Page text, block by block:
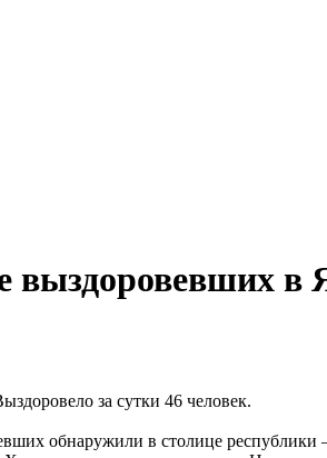
выздоровевших в
за сутки 46 человек.
обнаружили в столице республики